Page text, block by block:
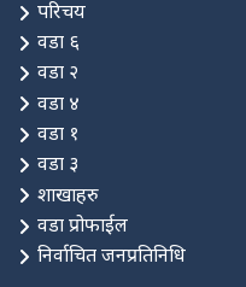
परिचय
वडा ६
वडा २
वडा ४
वडा १
वडा ३
शाखाहरु
वडा प्रोफाईल
निर्वाचित जनप्रतिनिधि